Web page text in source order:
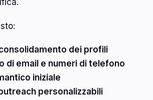
dei profili
di email e numeri di telefono
iniziale
personalizzabili